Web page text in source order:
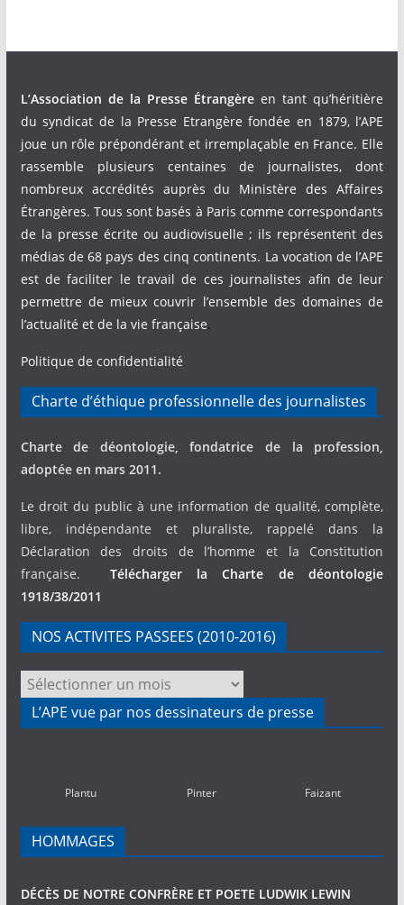
L’Association de la Presse Étrangèreen tant qu’héritière
du syndicat de la Presse Etrangère fondée en 1879, l’APE
joue un rôle prépondérant et irremplaçable en France. Elle
rassemble plusieurs centaines de journalistes, dont
nombreux accrédités auprès du Ministère des Affaires
Étrangères. Tous sont basés à Paris comme correspondants
de la presse écrite ou audiovisuelle ; ils représentent des
médias de 68 pays des cinq continents. La vocation de l’APE
est de faciliter le travail de ces journalistes afin de leur
permettre de mieux couvrir l’ensemble des domaines de
l’actualité et de la vie française.
Politique de confidentialité
Charte d’éthique professionnelle des journalistes
Charte de déontologie, fondatrice de la profession,
adoptée en mars 2011.
Le droit du public à une information de qualité, complète,
libre, indépendante et pluraliste, rappelé dans la
Déclaration des droits de l’homme et la Constitution
française. Télécharger la Charte de déontologie
1918/38/2011
NOS ACTIVITES PASSEES (2010-2016)
NOS
ACTIVITES
PASSEES
L’APE vue par nos dessinateurs de presse
Plantu Pinter Faizant
HOMMAGES
DÉCÈS DE NOTRE CONFRÈRE ET POETE LUDWIK LEWIN